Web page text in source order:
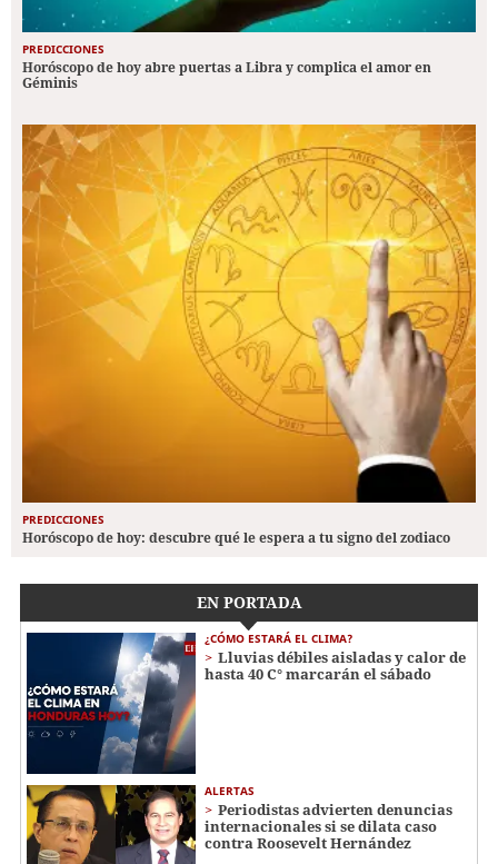
PREDICCIONES
Horóscopo de hoy abre puertas a Libra y complica el amor en
Géminis
PREDICCIONES
Horóscopo de hoy: descubre qué le espera a tu signo del zodiaco
EN PORTADA
¿CÓMO ESTARÁ EL CLIMA?
Lluvias débiles aisladas y calor de
hasta 40 C° marcarán el sábado
ALERTAS
Periodistas advierten denuncias
internacionales si se dilata caso
contra Roosevelt Hernández